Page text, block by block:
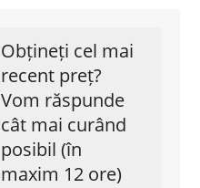
Obțineți cel mai
recent preț?
Vom răspunde
cât mai curând
posibil (în
maxim 12 ore)